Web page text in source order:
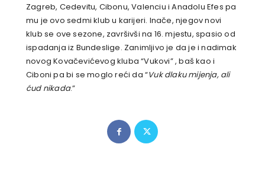
Zagreb, Cedevitu, Cibonu, Valenciu i Anadolu Efes pa
mu je ovo sedmi klub u karijeri. Inače, njegov novi
klub se ove sezone, završivši na 16. mjestu, spasio od
ispadanja iz Bundeslige. Zanimljivo je da je i nadimak
novog Kovačevićevog kluba “Vukovi” , baš kao i
Ciboni pa bi se moglo reći da “Vuk dlaku mijenja, ali
ćud nikada.”